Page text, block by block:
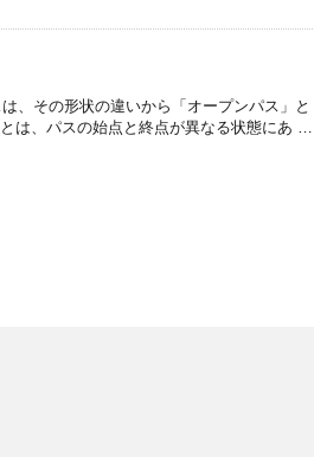
、その形状の違いから「オープンパス」と
は、パスの始点と終点が異なる状態にあ …